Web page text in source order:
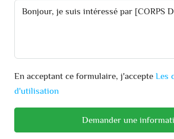
En acceptant ce formulaire, j'accepte Les
d'utilisation
Demander une